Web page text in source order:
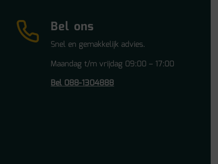
Bel ons
Snel en gemakkelijk advies.
Maandag t/m vrijdag 09:00 – 17:00
Bel 088-1304888